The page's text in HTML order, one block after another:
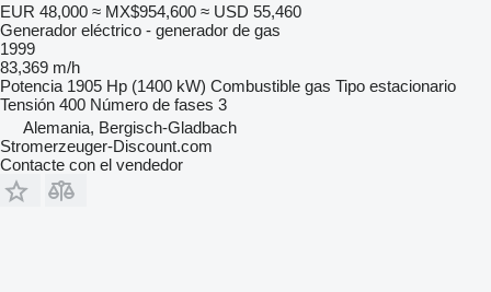
EUR 48,000 ≈ MX$954,600 ≈ USD 55,460
Generador eléctrico - generador de gas
1999
83,369 m/h
Potencia 1905 Hp (1400 kW) Combustible gas Tipo estacionario
Tensión 400 Número de fases 3
Alemania, Bergisch-Gladbach
Stromerzeuger-Discount.com
Contacte con el vendedor